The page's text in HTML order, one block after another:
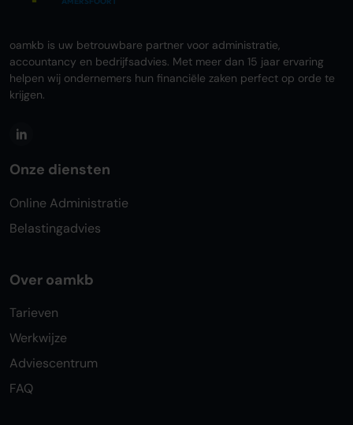
oamkb is uw betrouwbare partner voor administratie,
accountancy en bedrijfsadvies. Met meer dan 15 jaar ervaring
helpen wij ondernemers hun financiële zaken perfect op orde te
krijgen.
Onze diensten
Online Administratie
Belastingadvies
Over oamkb
Tarieven
Werkwijze
Adviescentrum
FAQ